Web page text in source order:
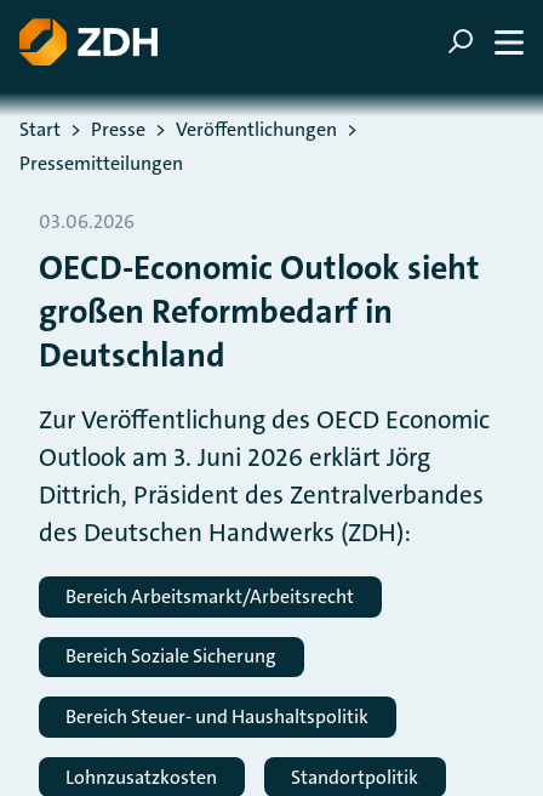
ZUM HAUPTINHALT SPRINGEN
ZUR SUCHE SPRINGEN
Sie befinden sich hier:
Start Presse
Veröffentlichungen
Pressemitteilungen
03.06.2026
OECD-Economic Outlook sieht
großen Reformbedarf in
Deutschland
Zur Veröffentlichung des OECD Economic
Outlook am 3. Juni 2026 erklärt Jörg
Dittrich, Präsident des Zentralverbandes
des Deutschen Handwerks (ZDH):
Bereich Arbeitsmarkt/Arbeitsrecht
Bereich Soziale Sicherung
Bereich Steuer- und Haushaltspolitik
Lohnzusatzkosten Standortpolitik